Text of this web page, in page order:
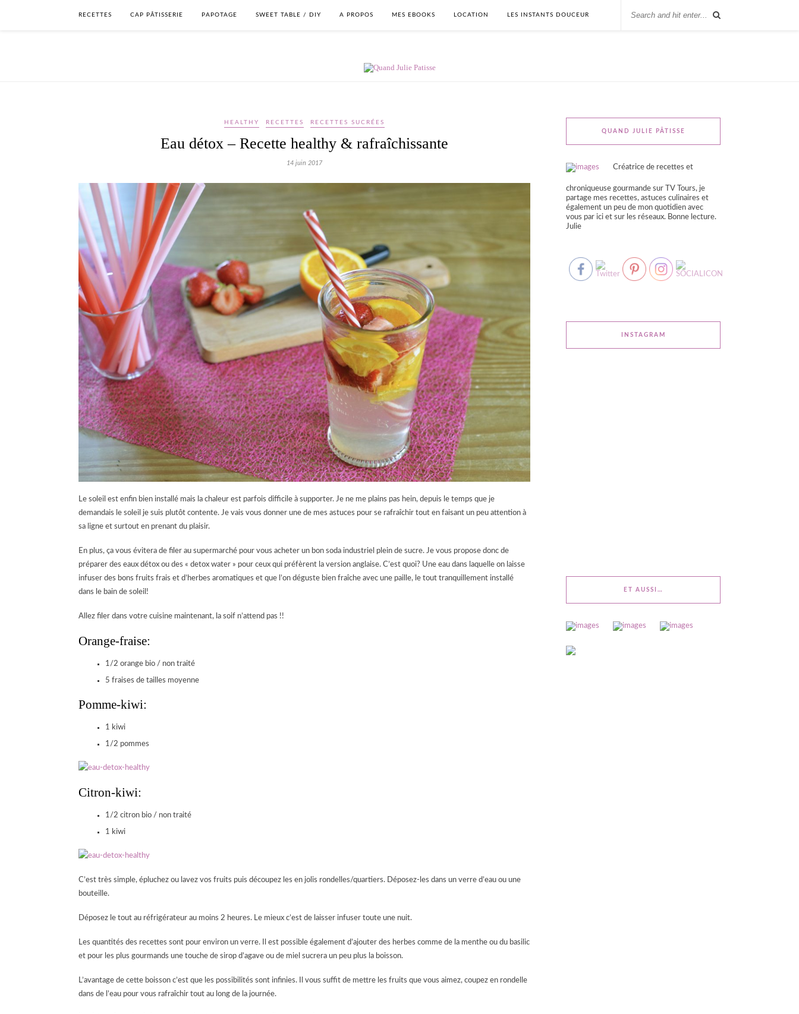
RECETTES CAP PÂTISSERIE PAPOTAGE SWEET TABLE / DIY A PROPOS MES EBOOKS LOCATION LES INSTANTS DOUCEUR
HEALTHY RECETTES RECETTES SUCRÉES
Eau détox – Recette healthy & rafraîchissante
14 juin 2017
Le soleil est enfin bien installé mais la chaleur est parfois difficile à supporter. Je ne me plains pas hein, depuis le temps que je
demandais le soleil je suis plutôt contente. Je vais vous donner une de mes astuces pour se rafraîchir tout en faisant un peu attention à
sa ligne et surtout en prenant du plaisir.
En plus, ça vous évitera de filer au supermarché pour vous acheter un bon soda industriel plein de sucre. Je vous propose donc de
préparer des eaux détox ou des « detox water » pour ceux qui préfèrent la version anglaise. C’est quoi? Une eau dans laquelle on laisse
infuser des bons fruits frais et d’herbes aromatiques et que l’on déguste bien fraîche avec une paille, le tout tranquillement installé
dans le bain de soleil!
Allez filer dans votre cuisine maintenant, la soif n’attend pas !!
Orange-fraise:
1/2 orange bio / non traité
5 fraises de tailles moyenne
Pomme-kiwi:
1 kiwi
1/2 pommes
Citron-kiwi:
1/2 citron bio / non traité
1 kiwi
C’est très simple, épluchez ou lavez vos fruits puis découpez les en jolis rondelles/quartiers. Déposez-les dans un verre d’eau ou une
bouteille.
Déposez le tout au réfrigérateur au moins 2 heures. Le mieux c’est de laisser infuser toute une nuit.
Les quantités des recettes sont pour environ un verre. Il est possible également d’ajouter des herbes comme de la menthe ou du basilic
et pour les plus gourmands une touche de sirop d’agave ou de miel sucrera un peu plus la boisson.
L’avantage de cette boisson c’est que les possibilités sont infinies. Il vous suffit de mettre les fruits que vous aimez, coupez en rondelle
dans de l’eau pour vous rafraîchir tout au long de la journée.
QUAND JULIE PÂTISSE
Créatrice de recettes et
chroniqueuse gourmande sur TV Tours, je
partage mes recettes, astuces culinaires et
également un peu de mon quotidien avec
vous par ici et sur les réseaux. Bonne lecture.
Julie
INSTAGRAM
ET AUSSI…